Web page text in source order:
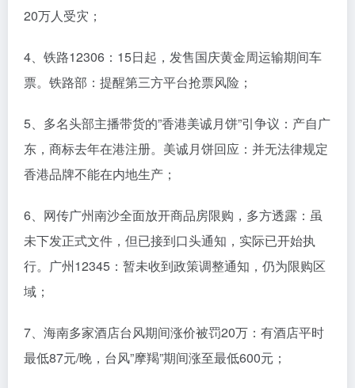
20万人受灾；
4、铁路12306：15日起，发售国庆黄金周运输期间车
票。铁路部：提醒第三方平台抢票风险；
5、多名头部主播带货的”香港美诚月饼”引争议：产自广
东，商标去年在港注册。美诚月饼回应：并无法律规定
香港品牌不能在内地生产；
6、网传广州南沙全面放开商品房限购，多方透露：虽
未下发正式文件，但已接到口头通知，实际已开始执
行。广州12345：暂未收到政策调整通知，仍为限购区
域；
7、海南多家酒店台风期间涨价被罚20万：有酒店平时
最低87元/晚，台风”摩羯”期间涨至最低600元；